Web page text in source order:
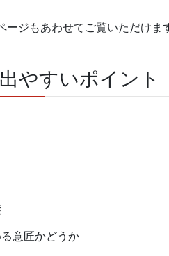
ージもあわせてご覧いただけま
やすいポイント
意匠かどうか